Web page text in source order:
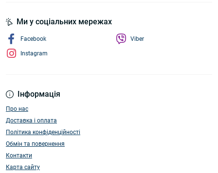
Інформація
Про нас
Доставка і оплата
Політика конфіденційності
Обмін та повернення
Контакти
Карта сайту
Ми у соціальних мережах
Facebook
Instagram
Viber